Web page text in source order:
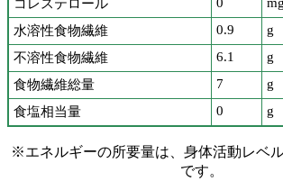
コレステロール
0 mg
水溶性食物繊維
0.9 g
不溶性食物繊維
6.1 g
食物繊維総量
7 g
食塩相当量
0 g
※エネルギーの所要量は、身体活動レベ
です。